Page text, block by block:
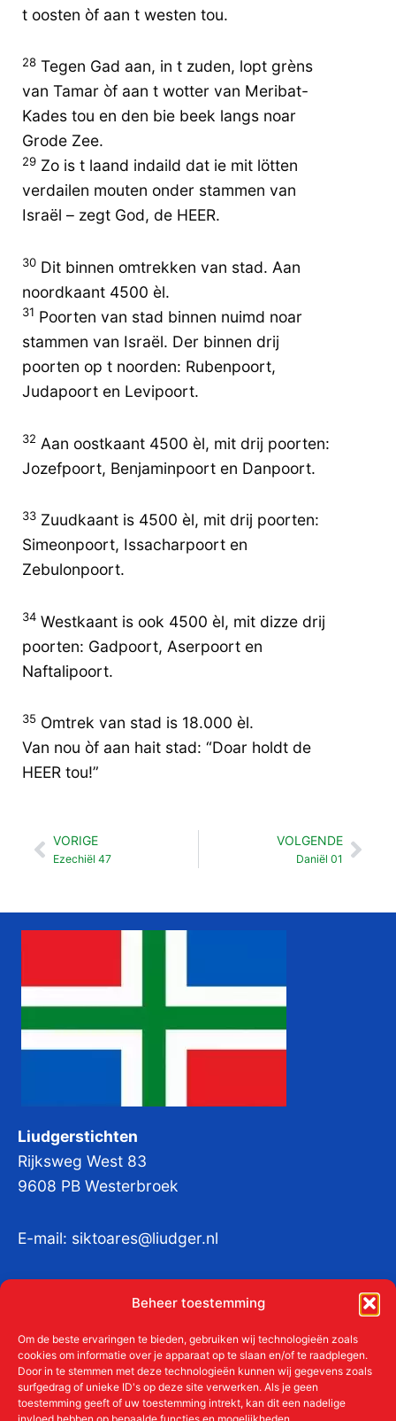
Beheer toestemming
Om de beste ervaringen te bieden, gebruiken wij technologieën zoals
cookies om informatie over je apparaat op te slaan en/of te raadplegen.
Door in te stemmen met deze technologieën kunnen wij gegevens zoals
surfgedrag of unieke ID's op deze site verwerken. Als je geen
toestemming geeft of uw toestemming intrekt, kan dit een nadelige
t oosten òf aan t westen tou.
28 Tegen Gad aan, in t zuden, lopt grèns
van Tamar òf aan t wotter van Meribat-
Kades tou en den bie beek langs noar
Grode Zee.
29 Zo is t laand indaild dat ie mit lötten
verdailen mouten onder stammen van
Israël – zegt God, de HEER.
30 Dit binnen omtrekken van stad. Aan
noordkaant 4500 èl.
31 Poorten van stad binnen nuimd noar
stammen van Israël. Der binnen drij
poorten op t noorden: Rubenpoort,
Judapoort en Levipoort.
32 Aan oostkaant 4500 èl, mit drij poorten:
Jozefpoort, Benjaminpoort en Danpoort.
33 Zuudkaant is 4500 èl, mit drij poorten:
Simeonpoort, Issacharpoort en
Zebulonpoort.
34 Westkaant is ook 4500 èl, mit dizze drij
poorten: Gadpoort, Aserpoort en
Naftalipoort.
35 Omtrek van stad is 18.000 èl.
Van nou òf aan hait stad: “Doar holdt de
HEER tou!”
Vorige
VORIGE
Ezechiël 47
VOLGENDE
Daniël 01
Liudgerstichten
Rijksweg West 83
9608 PB Westerbroek
E-mail: siktoares@liudger.nl
KvKnr:41011712
Meer over de Liudgerstichten